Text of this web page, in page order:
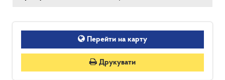
Перейти на карту
Друкувати